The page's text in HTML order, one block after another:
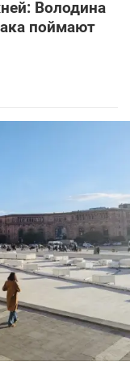
Володина
поймают